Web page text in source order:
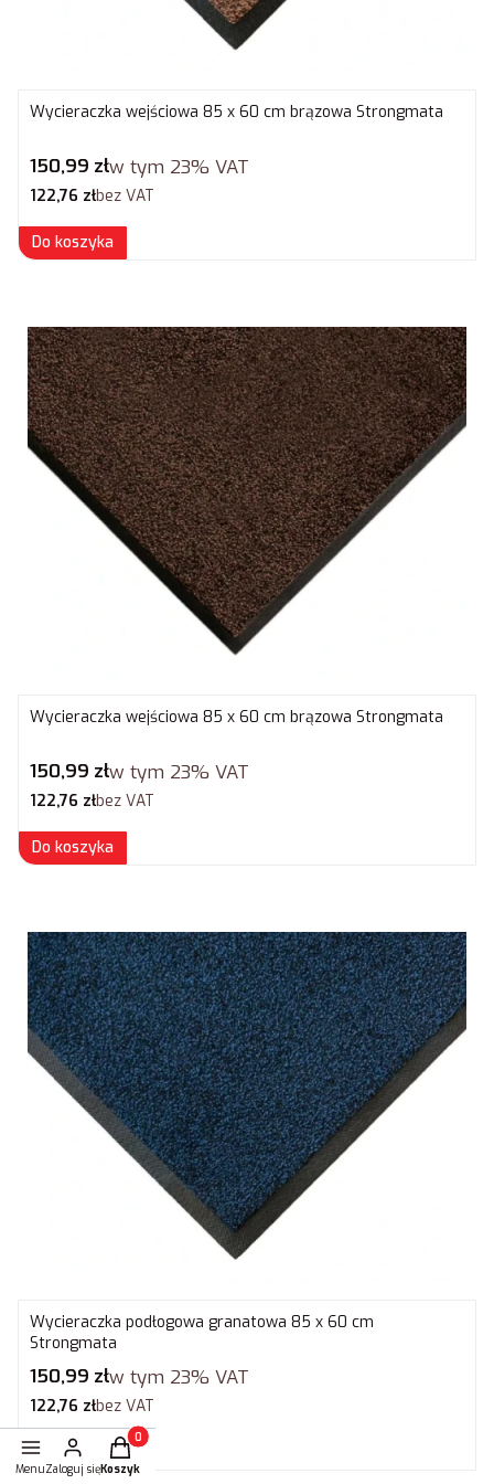
Wycieraczka wejściowa 85 x 60 cm brązowa Strongmata
Cena brutto
150,99 złw tym 23% VAT
Cena netto
122,76 złbez VAT
Do koszyka
Wycieraczka wejściowa 85 x 60 cm brązowa Strongmata
Cena brutto
150,99 złw tym 23% VAT
Cena netto
122,76 złbez VAT
Do koszyka
Wycieraczka podłogowa granatowa 85 x 60 cm
Strongmata
Cena brutto
150,99 złw tym 23% VAT
Cena netto
122,76 złbez VAT
Do koszyka
MenuZaloguj się
Produkty w koszyku: 0. Zobacz szczegóły
Koszyk